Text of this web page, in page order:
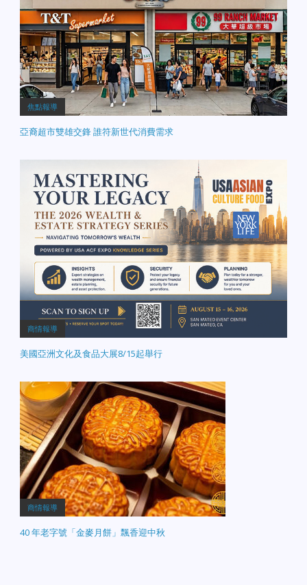
焦點報導
亞裔超市雙雄交鋒 誰符新世代消費需求
商情報導
美國亞洲文化及食品大展8/15起舉行
商情報導
40 年老字號「金麥月餅」飄香迎中秋